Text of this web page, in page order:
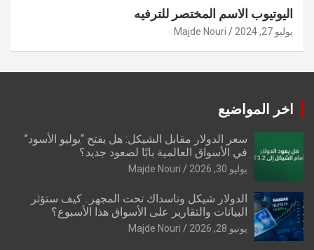
اليوتيوب الاسم المختصر للترفيه
يوليو 27, 2024 Majde Nouri
اخر المواضيع
سعر الدولار مقابل الشيكل: هل يفتح “يوليو الأسود”
في الأسواق العالمية بابًا لصعود جديد؟
يوليو 30, 2026 Majde Nouri
الدولار شيكل وناسداك تحت المجهر.. كيف ستؤثر
البيانات والتقارير على الأسواق هذا الأسبوع؟
يونيو 28, 2026 Majde Nouri